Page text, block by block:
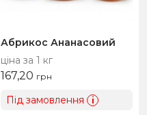
Абрикос Ананасовий
ціна за 1 кг
167,20 грн
Під замовлення i